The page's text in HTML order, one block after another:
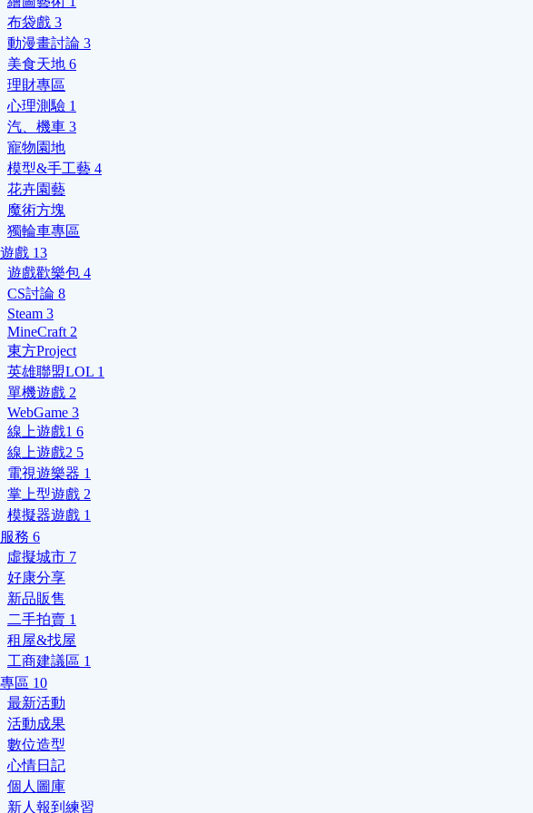
布袋戲 3
動漫畫討論 3
美食天地 6
理財專區
心理測驗 1
汽、機車 3
寵物園地
模型&手工藝 4
花卉園藝
魔術方塊
獨輪車專區
戲 13
遊戲歡樂包 4
CS討論 8
Steam 3
MineCraft 2
東方Project
英雄聯盟LOL 1
單機遊戲 2
WebGame 3
線上遊戲1 6
線上遊戲2 5
電視遊樂器 1
掌上型遊戲 2
模擬器遊戲 1
務 6
虛擬城市 7
好康分享
新品販售
二手拍賣 1
租屋&找屋
工商建議區 1
區 10
最新活動
活動成果
數位造型
心情日記
個人圖庫
新人報到練習